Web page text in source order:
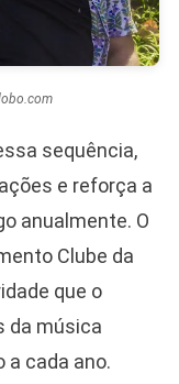
sequência,
e reforça a
anualmente. O
Clube da
que o
da música
a cada ano.